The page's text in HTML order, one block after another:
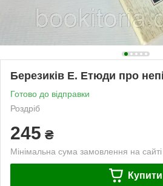
Березиків Е. Етюди про
Готово до відправки
Роздріб
245 ₴
Мінімальна сума замовлення на
Купити